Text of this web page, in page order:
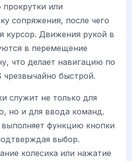
прокрутки или
сопряжения, после чего
курсор. Движения рукой в
в перемещение
что делает навигацию по
чрезвычайно быстрой.
служит не только для
но и для ввода команд.
функцию кнопки
выбор.
колесика или нажатие